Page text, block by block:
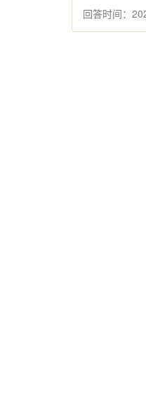
回答时间：